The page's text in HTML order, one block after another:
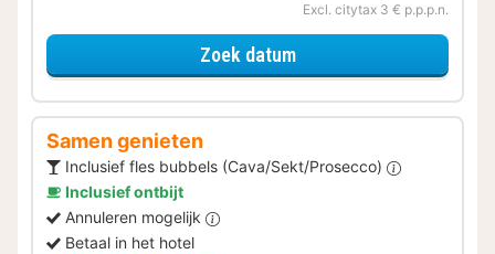
Excl. citytax 3 € p.p.p.n.
Zoek datumvoor Eerder Inchecken
Samen genieten
Inclusief fles bubbels (Cava/Sekt/Prosecco)
Inclusief ontbijt
Annuleren mogelijk
Betaal in het hotel